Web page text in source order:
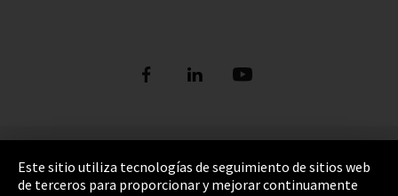
Pie de imprenta
Política de privacidad
Este sitio utiliza tecnologías de seguimiento de sitios web
de terceros para proporcionar y mejorar continuamente